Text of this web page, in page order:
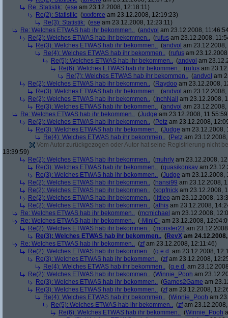
Re: Statistik: (ese am 23.12.2008, 12:18:11)
Re(2): Statistik: (xxxforce am 23.12.2008, 12:19:23)
Re(3): Statistik: (ese am 23.12.2008, 12:23:11)
Re: Welches ETWAS hab ihr bekommen.. (andvol am 23.12.2008,
Re(2): Welches ETWAS hab ihr bekommen.. (rufus am 23.12.2008,
Re(3): Welches ETWAS hab ihr bekommen.. (andvol am
Re(4): Welches ETWAS hab ihr bekommen.. (rufus am
Re(5): Welches ETWAS hab ihr bekommen.. (andvol am
Re(6): Welches ETWAS hab ihr bekommen.. (rufus am
Re(7): Welches ETWAS hab ihr bekommen.. (andvol am
Re(2): Welches ETWAS hab ihr bekommen.. (Raydoo am 23.12.2008,
Re(3): Welches ETWAS hab ihr bekommen.. (andvol am
Re(2): Welches ETWAS hab ihr bekommen.. ( InchNail am 23.12.2008,
Re(3): Welches ETWAS hab ihr bekommen.. (andvol am
Re: Welches ETWAS hab ihr bekommen.. (Judge am 23.12.2008,
Re(2): Welches ETWAS hab ihr bekommen.. (Petz am 23.12.2008,
Re(3): Welches ETWAS hab ihr bekommen.. (Judge am 23.12.2008,
Re(4): Welches ETWAS hab ihr bekommen.. (Petz am
Vom Autor zurückgezogen oder Autor hat seine Registrierung nicht
13:39:59)
Re(2): Welches ETWAS hab ihr bekommen.. (muhrly am 23.12.2008,
Re(3): Welches ETWAS hab ihr bekommen.. (quasikonkav am
Re(3): Welches ETWAS hab ihr bekommen.. (Judge am 23.12.2008,
Re(2): Welches ETWAS hab ihr bekommen.. (hansi99 am 23.12.2008,
Re(2): Welches ETWAS hab ihr bekommen.. (kopfnick am 23.12.2008,
Re(2): Welches ETWAS hab ihr bekommen.. ( littleo am 23.12.2008,
Re(2): Welches ETWAS hab ihr bekommen.. (athis am 23.12.2008,
Re: Welches ETWAS hab ihr bekommen.. (mcmichael am 23.12.2008,
Re: Welches ETWAS hab ihr bekommen.. (-MiniC- am 23.12.2008,
Re(2): Welches ETWAS hab ihr bekommen.. (monster23 am
Re(3): Welches ETWAS hab ihr bekommen.. (RevX am
Re: Welches ETWAS hab ihr bekommen.. (zfam 23.12.2008, 12:11:46)
Re(2): Welches ETWAS hab ihr bekommen.. (q.e.d. am 23.12.2008,
Re(3): Welches ETWAS hab ihr bekommen.. (zfam 23.12.2008,
Re(4): Welches ETWAS hab ihr bekommen.. (q.e.d. am
Re(2): Welches ETWAS hab ihr bekommen.. (Winnie_Pooh am
Re(3): Welches ETWAS hab ihr bekommen.. (Games2Game am
Re(3): Welches ETWAS hab ihr bekommen.. (zfam 23.12.2008,
Re(4): Welches ETWAS hab ihr bekommen.. (Winnie_Pooh am
Re(5): Welches ETWAS hab ihr bekommen.. (zfam
Re(6): Welches ETWAS hab ihr bekommen.. (Winnie_Pooh